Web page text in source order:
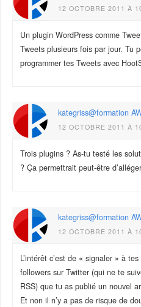
12 OCTOBRE 2011 À
Un plugin WordPress comme
Tweets plusieurs fois par jour. Tu
programmer tes Tweets avec
kategriss@formation
12 OCTOBRE 2011 À
Trois plugins ? As-tu testé les
? Ça permettrait peut-être
kategriss@formation
12 OCTOBRE 2011 À
L’intérêt c’est de « signaler » à
followers sur Twitter (qui ne te
RSS) que tu as publié un nouvel
Et non il n’y a pas de risque de